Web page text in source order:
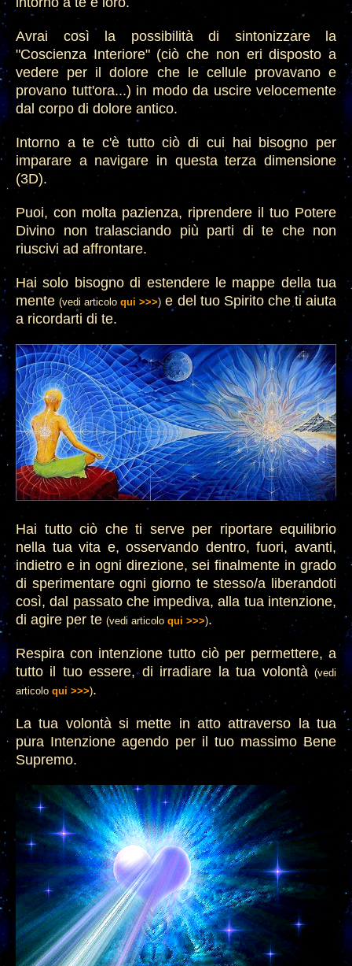
Avrai così la possibilità di sintonizzare la
"Coscienza Interiore" (ciò che non eri disposto a
vedere per il dolore che le cellule provavano e
provano tutt'ora...) in modo da uscire velocemente
dal corpo di dolore antico.
Intorno a te c'è tutto ciòdi cui hai bisogno per
imparare a navigare in questa terza dimensione
(3D).
Puoi, con molta pazienza, riprendere il tuo Potere
Divino non tralasciando più parti di te che non
riuscivi ad affrontare.
Hai solo bisogno di estendere le mappe della tua
mente(vedi articoloqui >>>) e del tuo Spirito che ti aiuta
a ricordarti di te.
Hai tutto ciò che ti serve per riportare equilibrio
nella tua vita e, osservando dentro, fuori, avanti,
indietro e in ogni direzione, sei finalmente in grado
di sperimentare ogni giorno te stesso/a liberandoti
così, dal passato che impediva, alla tua intenzione,
di agire per te (vedi articolo qui >>>).
Respira con intenzione tutto ciò per permettere, a
tutto il tuo essere, di irradiare la tua volontà (vedi
articolo qui >>>).
La tua volontà si mette in atto attraverso la tua
pura Intenzione agendo per il tuo massimo Bene
Supremo.